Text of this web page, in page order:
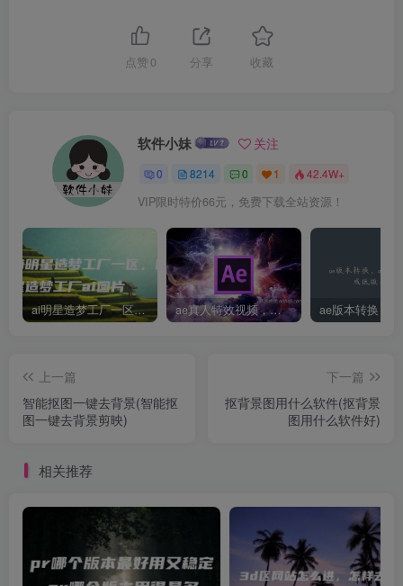
点赞 0 分享 收藏
软件小妹 关注
0 8214 0 1 42.4W+
VIP限时特价66元，免费下载全站资源！
ai明星造梦工厂一区，明星造梦工厂ai图片 ae真人特效视频，大学生第一次做ppt怎么做
上一篇
智能抠图一键去背景(智能抠
图一键去背景剪映)
下一篇
抠背景图用什么软件(抠背景
图用什么软件好)
相关推荐